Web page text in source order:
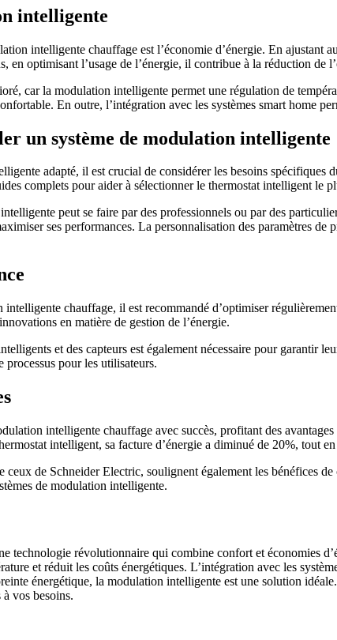
intelligente
intelligente chauffage est l’économie d’énergie. En
en optimisant l’usage de l’énergie, il contribue à la réduction de
car la modulation intelligente permet une régulation de
En outre, l’intégration avec les systèmes smart home
un système de modulation intelligente
adapté, il est crucial de considérer les besoins
complets pour aider à sélectionner le thermostat intelligent le
peut se faire par des professionnels ou par des
ses performances. La personnalisation des paramètres
chauffage, il est recommandé d’optimiser
en matière de gestion de l’énergie.
et des capteurs est également nécessaire pour
processus pour les utilisateurs.
intelligente chauffage avec succès, profitant des
intelligent, sa facture d’énergie a diminué de 20%, tout
ceux de Schneider Electric, soulignent également les bénéfices
de modulation intelligente.
technologie révolutionnaire qui combine confort et économies
et réduit les coûts énergétiques. L’intégration avec les
énergétique, la modulation intelligente est une solution
vos besoins.